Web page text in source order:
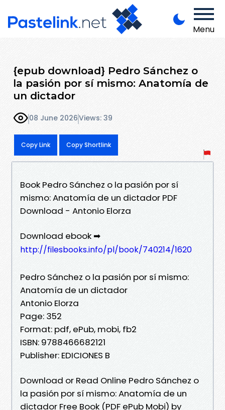
Menu
{epub download} Pedro Sánchez o
la pasión por sí mismo: Anatomía de
un dictador
08 June 2026Views: 39
Copy Link Copy Shortlink
Book Pedro Sánchez o la pasión por sí
mismo: Anatomía de un dictador PDF
Download - Antonio Elorza
Download ebook ➡
http://filesbooks.info/pl/book/740214/1620
Pedro Sánchez o la pasión por sí mismo:
Anatomía de un dictador
Antonio Elorza
Page: 352
Format: pdf, ePub, mobi, fb2
ISBN: 9788466682121
Publisher: EDICIONES B
Download or Read Online Pedro Sánchez o
la pasión por sí mismo: Anatomía de un
dictador Free Book (PDF ePub Mobi) by